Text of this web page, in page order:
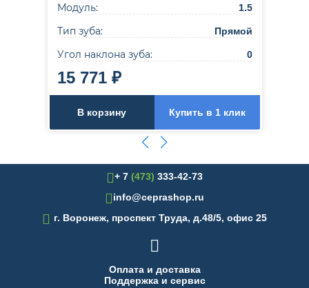
Модуль: 1.5
Тип зуба: Прямой
Угол наклона зуба: 0
15 771 ₽
В корзину Купить в 1 клик
+ 7 (473) 333-42-73
info@ceprashop.ru
 г. Воронеж, проспект Труда, д.48/5, офис 25

Оплата и доставка
Поддержка и сервис